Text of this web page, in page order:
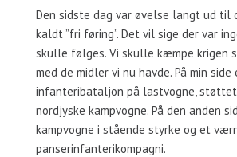
Den sidste dag var øvelse langt ud til
kaldt ”fri føring”. Det vil sige der var
skulle følges. Vi skulle kæmpe krigen
med de midler vi nu havde. På min
infanteribataljon på lastvogne,
nordjyske kampvogne. På den anden
kampvogne i stående styrke og et
panserinfanterikompagni.